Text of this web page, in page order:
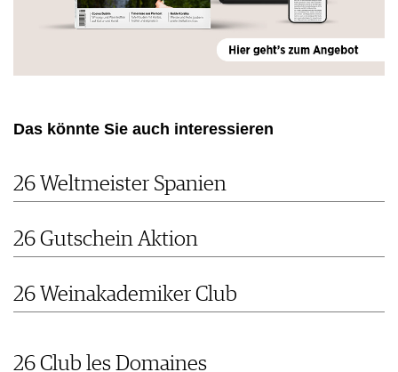
Das könnte Sie auch interessieren
26 Weltmeister Spanien
26 Gutschein Aktion
26 Weinakademiker Club
26 Club les Domaines